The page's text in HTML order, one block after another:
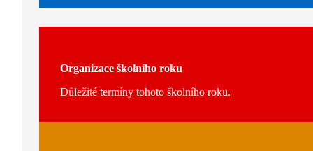
Organizace školního roku
Důležité termíny tohoto školního roku.